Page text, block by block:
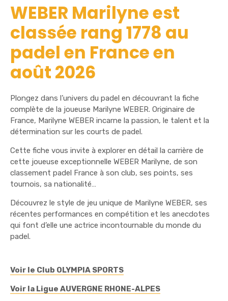
WEBER Marilyne est
classée rang 1778 au
padel en France en
août 2026
Plongez dans l’univers du padel en découvrant la fiche
complète de la joueuse Marilyne WEBER. Originaire de
France, Marilyne WEBER incarne la passion, le talent et la
détermination sur les courts de padel.
Cette fiche vous invite à explorer en détail la carrière de
cette joueuse exceptionnelle WEBER Marilyne, de son
classement padel France à son club, ses points, ses
tournois, sa nationalité…
Découvrez le style de jeu unique de Marilyne WEBER, ses
récentes performances en compétition et les anecdotes
qui font d’elle une actrice incontournable du monde du
padel.
Voir le Club OLYMPIA SPORTS
Voir la Ligue AUVERGNE RHONE-ALPES